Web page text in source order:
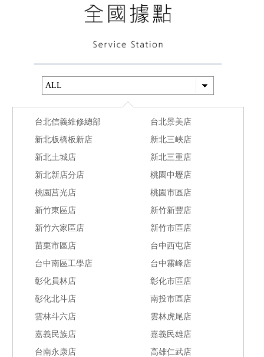
台北信義維修總部
台北景美店
新北板橋板新店
新北三峽店
新北土城店
新北三重店
新北新店分店
桃園中壢店
桃園莒光店
桃園市區店
新竹東區店
新竹新豐店
新竹六家區店
新竹市區店
苗栗市區店
台中西屯店
台中南區工學店
台中霧峰店
彰化員林店
彰化市區店
彰化北斗店
南投市區店
雲林斗六店
雲林虎尾店
嘉義民族店
嘉義民雄店
台南永康店
高雄仁武店